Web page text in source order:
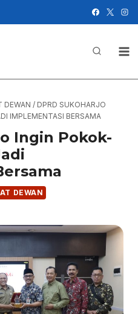
DEWAN / DPRD SUKOHARJO
IMPLEMENTASI BERSAMA
Ingin Pokok-
DEWAN